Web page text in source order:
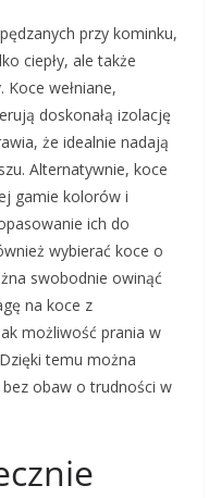
przy kominku,
ciepły, ale także
wełniane,
doskonałą izolację
że idealnie nadają
Alternatywnie, koce
gamie kolorów i
ich do
wybierać koce o
swobodnie owinąć
na koce z
możliwość prania w
temu można
obaw o trudności w